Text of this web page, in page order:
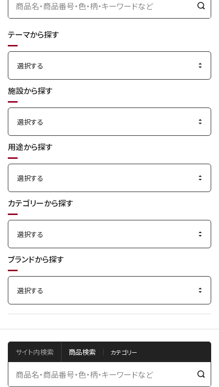
検
テーマから探す
施設から探す
用途から探す
カテゴリーから探す
ブランドから探す
サイト内検索 商品検索
検